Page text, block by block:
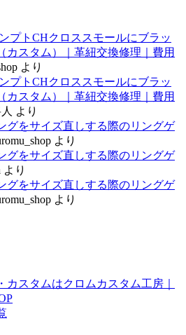
プトCHクロススモールにブラッ
カスタム）｜革紐交換修理｜費用
より
プトCHクロススモールにブラッ
カスタム）｜革紐交換修理｜費用
より
グをサイズ直しする際のリングゲ
より
グをサイズ直しする際のリングゲ
より
グをサイズ直しする際のリングゲ
より
カスタムはクロムカスタム工房｜